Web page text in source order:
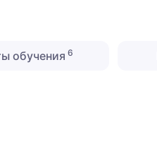
обучения 6